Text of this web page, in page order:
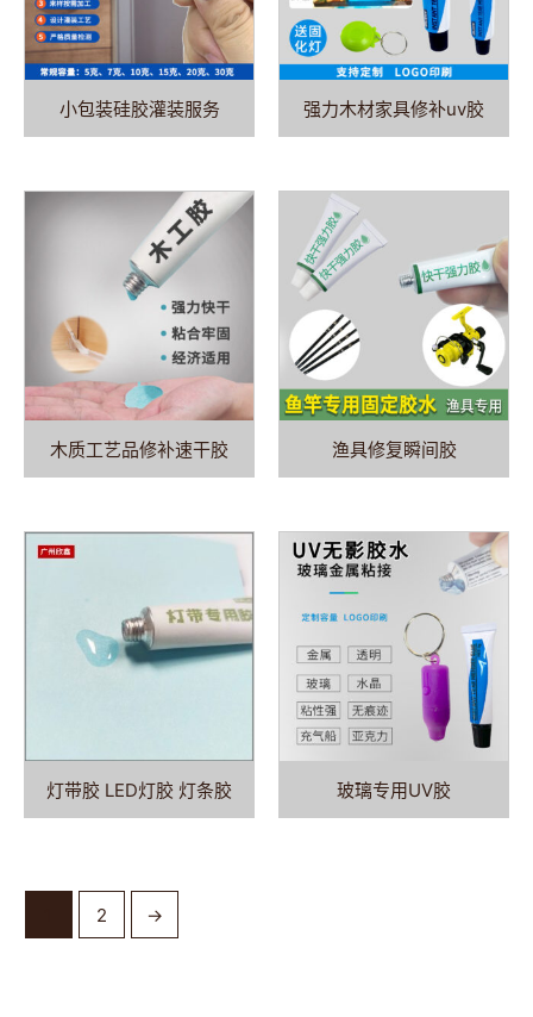
小包装硅胶灌装服务 强力木材家具修补uv胶
木质工艺品修补速干胶 渔具修复瞬间胶
灯带胶 LED灯胶 灯条胶 玻璃专用UV胶
2 →